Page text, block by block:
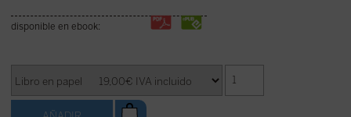
disponible en ebook: